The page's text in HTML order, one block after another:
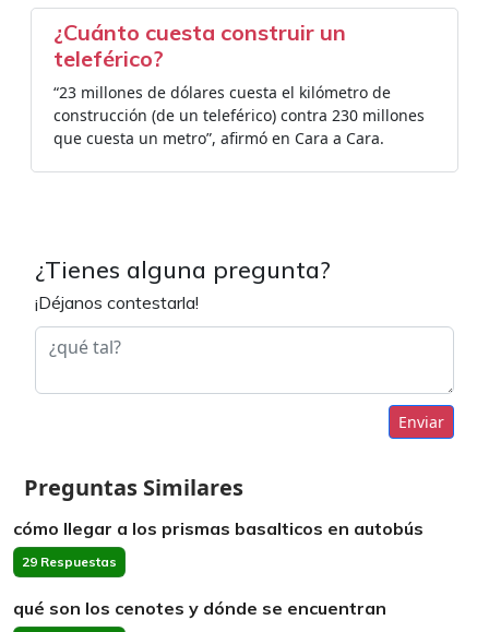
¿Cuánto cuesta construir un
teleférico?
“23 millones de dólares cuesta el kilómetro de
construcción (de un teleférico) contra 230 millones
que cuesta un metro”, afirmó en Cara a Cara.
¿Tienes alguna pregunta?
¡Déjanos contestarla!
Enviar
Preguntas Similares
cómo llegar a los prismas basalticos en autobús
29 Respuestas
qué son los cenotes y dónde se encuentran